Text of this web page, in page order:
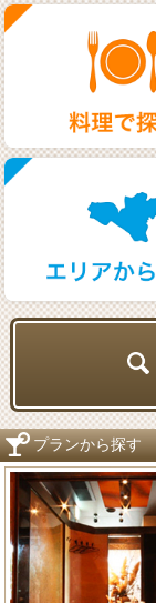
プランから探す